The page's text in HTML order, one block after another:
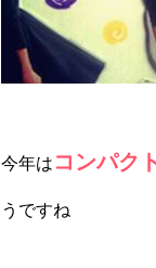
今年は コンパク
うですね